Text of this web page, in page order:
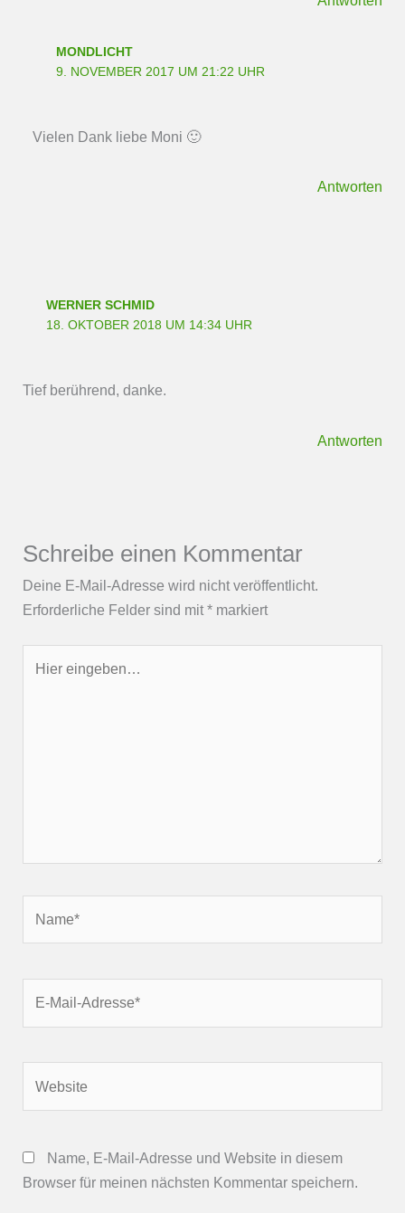
MONDLICHT
9. NOVEMBER 2017 UM 21:22 UHR
Vielen Dank liebe Moni 🙂
Antworten
WERNER SCHMID
18. OKTOBER 2018 UM 14:34 UHR
Tief berührend, danke.
Antworten
Schreibe einen Kommentar
Deine E-Mail-Adresse wird nicht veröffentlicht.
Erforderliche Felder sind mit* markiert
eingeben…
Name, E-Mail-Adresse und Website in diesem
Browser für meinen nächsten Kommentar speichern.